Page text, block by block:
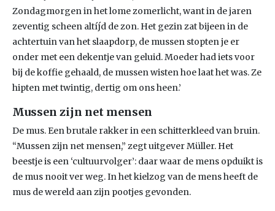
Zondagmorgen in het lome zomerlicht, want in de jaren
zeventig scheen altíjd de zon. Het gezin zat bijeen in de
achtertuin van het slaapdorp, de mussen stopten je er
onder met een dekentje van geluid. Moeder had iets voor
bij de koffie gehaald, de mussen wisten hoe laat het was. Ze
hipten met twintig, dertig om ons heen.’
Mussen zijn net mensen
De mus. Een brutale rakker in een schitterkleed van bruin.
“Mussen zijn net mensen,” zegt uitgever Müller. Het
beestje is een ‘cultuurvolger’: daar waar de mens opduikt is
de mus nooit ver weg. In het kielzog van de mens heeft de
mus de wereld aan zijn pootjes gevonden.